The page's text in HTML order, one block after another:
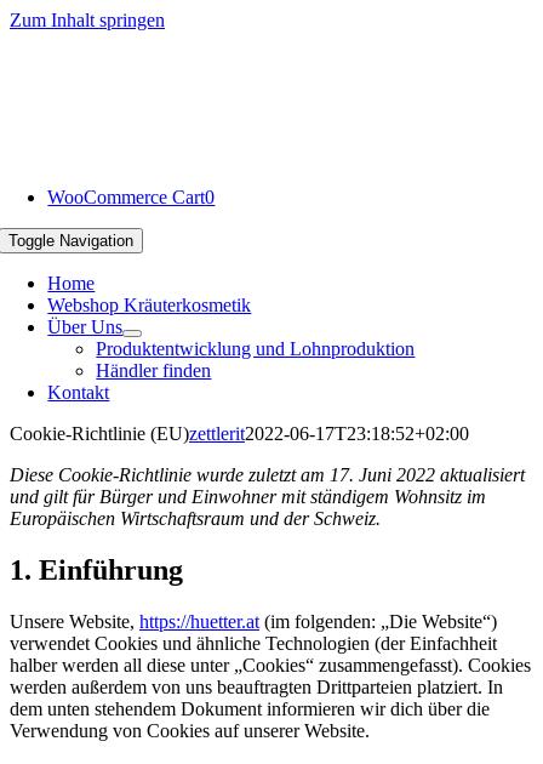
Zum Inhalt springen
WooCommerce Cart0
Toggle Navigation
Home
Webshop Kräuterkosmetik
Über Uns
Produktentwicklung und Lohnproduktion
Händler finden
Kontakt
Cookie-Richtlinie (EU)zettlerit2022-06-17T23:18:52+02:00
Diese Cookie-Richtlinie wurde zuletzt am 17. Juni 2022 aktualisiert
und gilt für Bürger und Einwohner mit ständigem Wohnsitz im
Europäischen Wirtschaftsraum und der Schweiz.
1. Einführung
Unsere Website, https://huetter.at (im folgenden: „Die Website“)
verwendet Cookies und ähnliche Technologien (der Einfachheit
halber werden all diese unter „Cookies“ zusammengefasst). Cookies
werden außerdem von uns beauftragten Drittparteien platziert. In
dem unten stehendem Dokument informieren wir dich über die
Verwendung von Cookies auf unserer Website.